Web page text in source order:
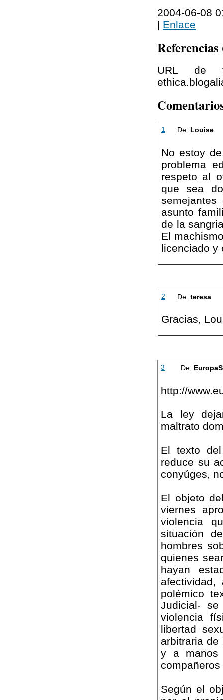
2004-06-08
| Enlace
URL de
1 De: Louise
No estoy
problema
respeto al
que sea
asunto
de la
El
licenciado y
2 De: teresa
Gracias,
3 De:
http://
La ley
maltrato
El texto
reduce su
conyúges,
El objeto
viernes
violencia
situación
hombres
quienes
hayan
polémico
Judicial-
violencia
libertad
arbitraria de
y a manos
Según el